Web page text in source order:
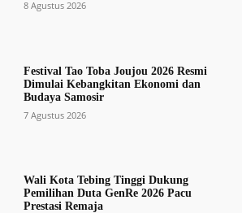
8 Agustus 2026
Festival Tao Toba Joujou 2026 Resmi
Dimulai Kebangkitan Ekonomi dan
Budaya Samosir
7 Agustus 2026
Wali Kota Tebing Tinggi Dukung
Pemilihan Duta GenRe 2026 Pacu
Prestasi Remaja